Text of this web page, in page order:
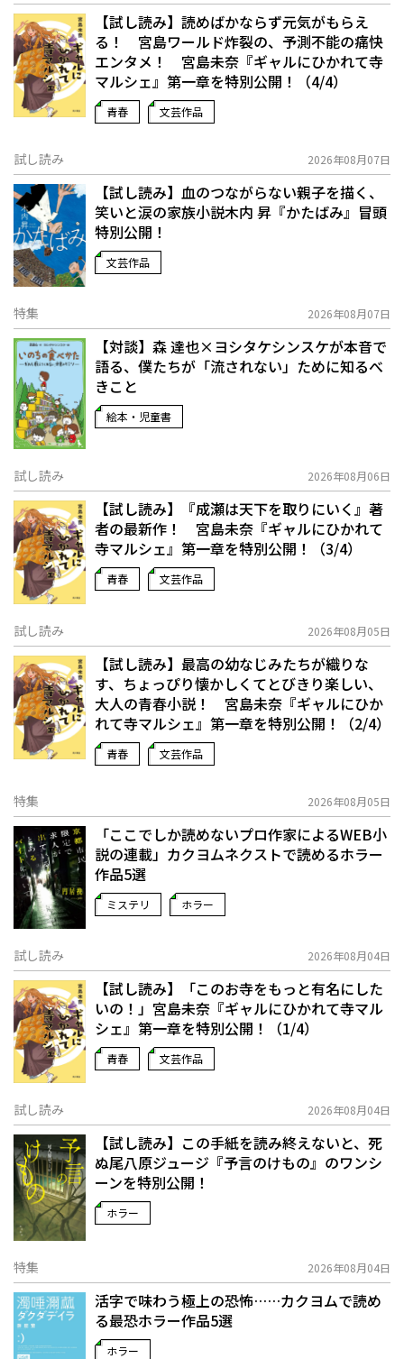
【試し読み】読めばかならず元気がもらえ
る！ 宮島ワールド炸裂の、予測不能の痛快
エンタメ！ 宮島未奈『ギャルにひかれて寺
マルシェ』第一章を特別公開！（4/4）
青春 文芸作品
試し読み 2026年08月07日
【試し読み】血のつながらない親子を描く、
笑いと涙の家族小説――木内 昇『かたばみ』冒頭
特別公開！
文芸作品
特集 2026年08月07日
【対談】森 達也×ヨシタケシンスケが本音で
語る、僕たちが「流されない」ために知るべ
きこと
絵本・児童書
試し読み 2026年08月06日
【試し読み】『成瀬は天下を取りにいく』著
者の最新作！ 宮島未奈『ギャルにひかれて
寺マルシェ』第一章を特別公開！（3/4）
青春 文芸作品
試し読み 2026年08月05日
【試し読み】最高の幼なじみたちが織りな
す、ちょっぴり懐かしくてとびきり楽しい、
大人の青春小説！ 宮島未奈『ギャルにひか
れて寺マルシェ』第一章を特別公開！（2/4）
青春 文芸作品
特集 2026年08月05日
「ここでしか読めないプロ作家によるWEB小
説の連載」――カクヨムネクストで読めるホラー
作品5選
ミステリ ホラー
試し読み 2026年08月04日
【試し読み】「このお寺をもっと有名にした
いの！」宮島未奈『ギャルにひかれて寺マル
シェ』第一章を特別公開！（1/4）
青春 文芸作品
試し読み 2026年08月04日
【試し読み】この手紙を読み終えないと、死
ぬ――尾八原ジュージ『予言のけもの』のワンシ
ーンを特別公開！
ホラー
特集 2026年08月04日
活字で味わう極上の恐怖……カクヨムで読め
る最恐ホラー作品5選
ホラー